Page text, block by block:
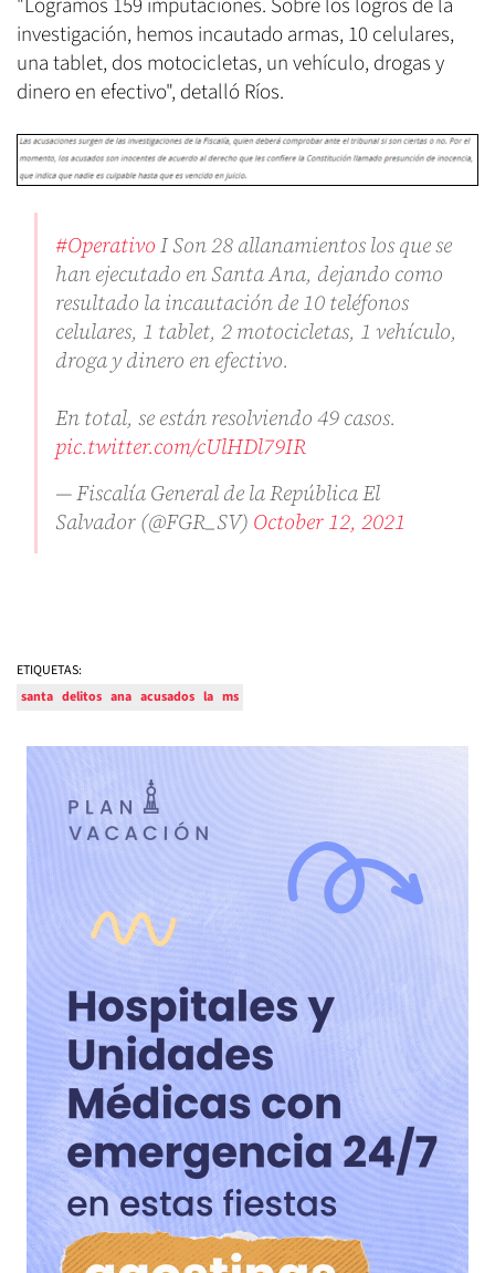
"Logramos 159 imputaciones. Sobre los logros de la
investigación, hemos incautado armas, 10 celulares,
una tablet, dos motocicletas, un vehículo, drogas y
dinero en efectivo", detalló Ríos.
#OperativoI Son 28 allanamientos los que se
han ejecutado en Santa Ana, dejando como
resultado la incautación de 10 teléfonos
celulares, 1 tablet, 2 motocicletas, 1 vehículo,
droga y dinero en efectivo.
En total, se están resolviendo 49 casos.
pic.twitter.com/cUlHDl79IR
— Fiscalía General de la República El
Salvador (@FGR_SV) October 12, 2021
ETIQUETAS:
santa delitos ana acusados la ms